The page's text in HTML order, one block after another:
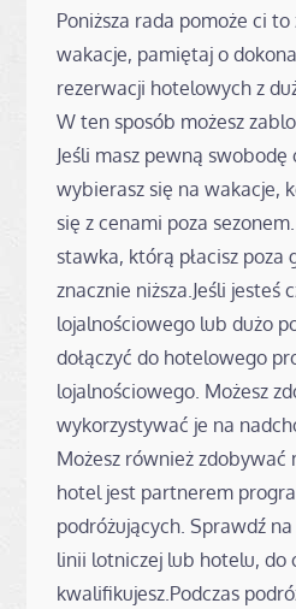
Poniższa rada pomoże ci
wakacje, pamiętaj o
rezerwacji hotelowych z
W ten sposób możesz
Jeśli masz pewną
wybierasz się na wakacje,
się z cenami poza
stawka, którą płacisz poza
znacznie niższa.Jeśli jesteś
lojalnościowego lub dużo
dołączyć do hotelowego
lojalnościowego. Możesz
wykorzystywać je na
Możesz również zdobywać
hotel jest partnerem
podróżujących. Sprawdź
linii lotniczej lub hotelu, do
kwalifikujesz.Podczas